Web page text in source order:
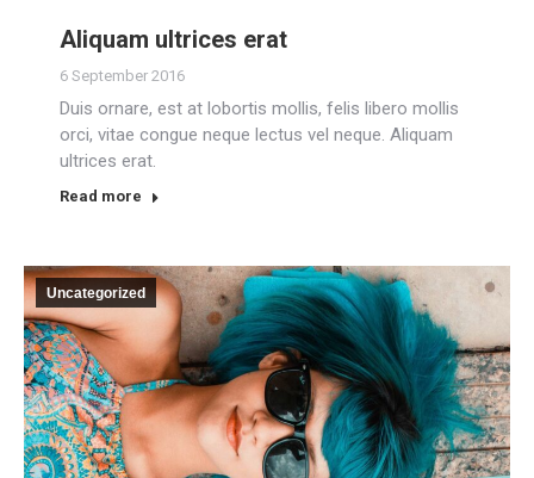
Aliquam ultrices erat
6 September 2016
Duis ornare, est at lobortis mollis, felis libero mollis
orci, vitae congue neque lectus vel neque. Aliquam
ultrices erat.
Read more
Uncategorized